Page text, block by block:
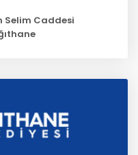
Selim Caddesi